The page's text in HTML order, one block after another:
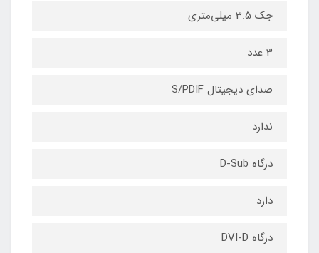
جک 3.5 میلی‌متری
3 عدد
صدای دیجیتال S/PDIF
ندارد
درگاه D-Sub
دارد
درگاه DVI-D